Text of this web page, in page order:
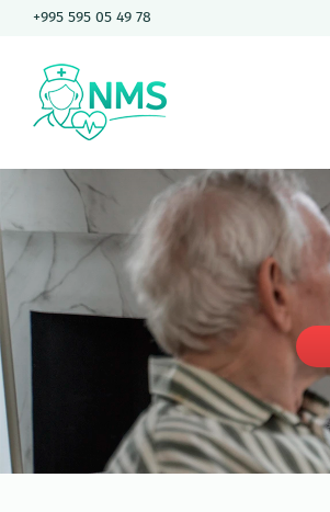
content
+995 595 05 49 78